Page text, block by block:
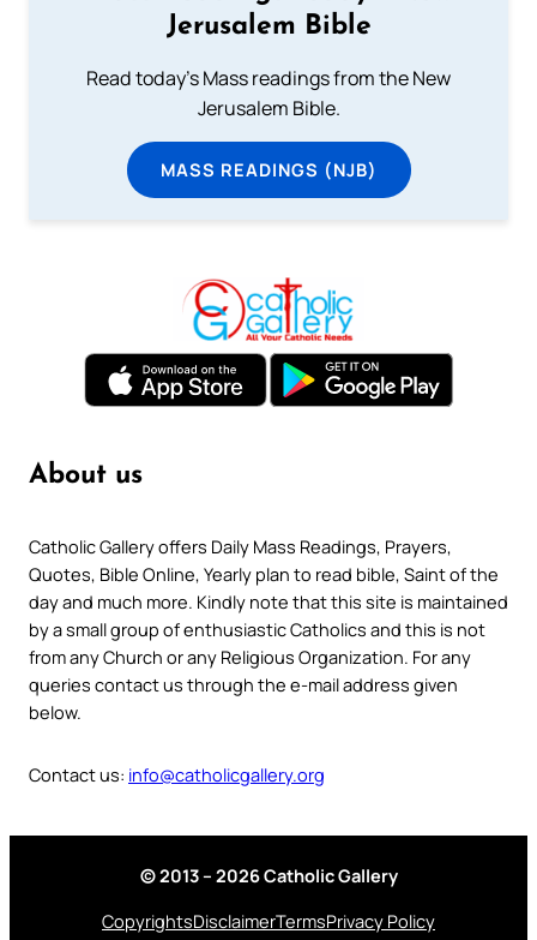
Jerusalem Bible
Read today's Mass readings from the New
Jerusalem Bible.
MASS READINGS (NJB)
About us
Catholic Gallery offers Daily Mass Readings, Prayers,
Quotes, Bible Online, Yearly plan to read bible, Saint of the
day and much more. Kindly note that this site is maintained
by a small group of enthusiastic Catholics and this is not
from any Church or any Religious Organization. For any
queries contact us through the e-mail address given
below.
Contact us: info@catholicgallery.org
© 2013 – 2026 Catholic Gallery
CopyrightsDisclaimerTermsPrivacy Policy